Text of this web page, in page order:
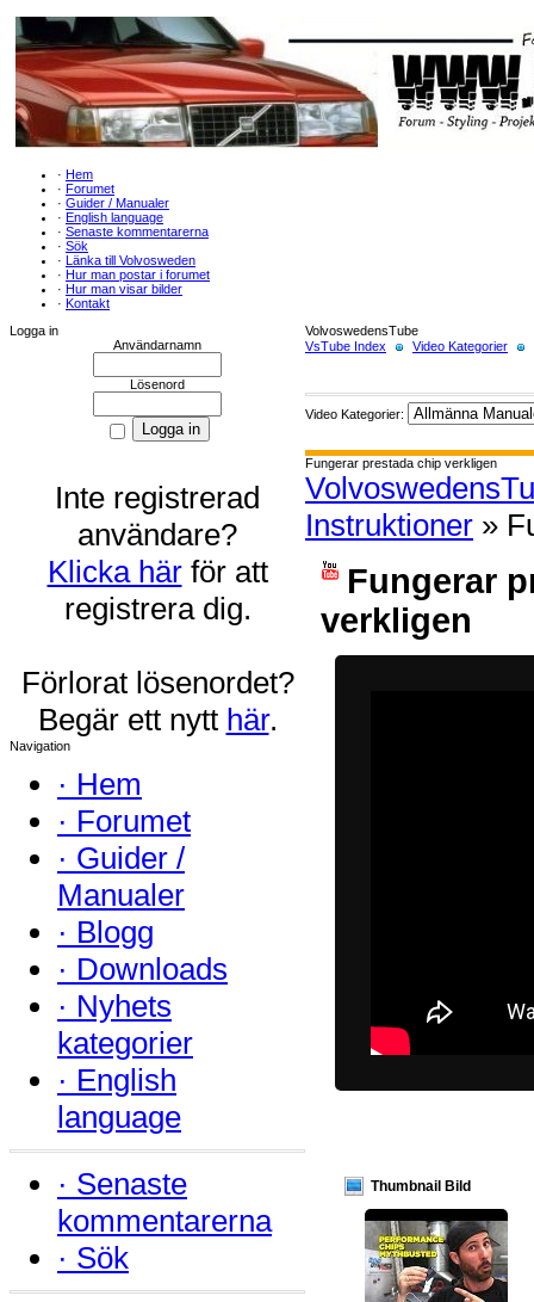
· Hem
· Forumet
· Guider / Manualer
· English language
· Senaste kommentarerna
· Sök
· Länka till Volvosweden
· Hur man postar i forumet
· Hur man visar bilder
· Kontakt
Logga in
Användarnamn
Lösenord
Inte registrerad
användare?
Klicka härför att
registrera dig.
Förlorat lösenordet?
Begär ett nytt här.
Navigation
· Hem
· Forumet
· Guider /
Manualer
· Blogg
· Downloads
· Nyhets
kategorier
· English
language
· Senaste
kommentarerna
· Sök
VolvoswedensTube
VsTube Index
Video Kategorier
Video Kategorier:
Fungerar prestada chip verkligen
Instruktioner »
Fungerar
verkligen
Thumbnail Bild